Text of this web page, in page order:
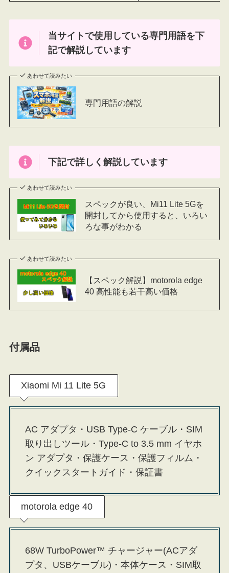
当サイトで使用している専門用語を下
記で解説しています
あわせて読みたい
専門用語の解説
下記で詳しく解説しています
あわせて読みたい
スペックが良い、Mi11 Lite 5Gを
開封してから使用すると、いろい
ろな事がわかる
あわせて読みたい
【スペック解説】motorola edge
40 高性能も若干高い価格
付属品
Xiaomi Mi 11 Lite 5G
AC アダプタ・USB Type-C ケーブル・SIM
取り出しツール・Type-C to 3.5 mm イヤホ
ン アダプタ・保護ケース・保護フィルム・
クイックスタートガイド・保証書
motorola edge 40
68W TurboPower™ チャージャー(ACアダ
プタ、USBケーブル)・本体ケース・SIM取